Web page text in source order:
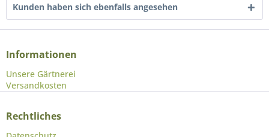
Kunden haben sich ebenfalls angesehen
Informationen
Unsere Gärtnerei
Versandkosten
Rechtliches